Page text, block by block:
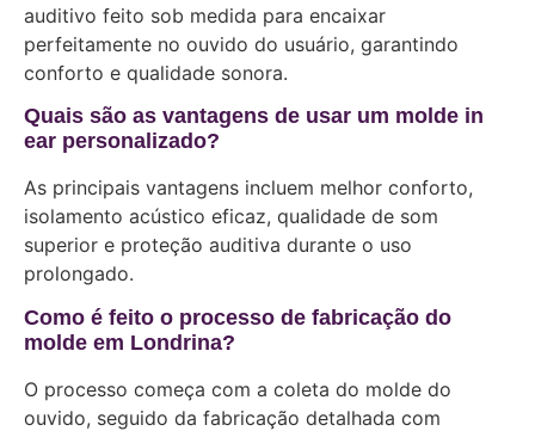
auditivo feito sob medida para encaixar
perfeitamente no ouvido do usuário, garantindo
conforto e qualidade sonora.
Quais são as vantagens de usar um molde in
ear personalizado?
As principais vantagens incluem melhor conforto,
isolamento acústico eficaz, qualidade de som
superior e proteção auditiva durante o uso
prolongado.
Como é feito o processo de fabricação do
molde em Londrina?
O processo começa com a coleta do molde do
ouvido, seguido da fabricação detalhada com